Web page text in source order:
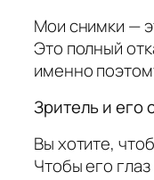
Мои снимки —
Это полный
именно
Зритель и его
Вы хотите,
Чтобы его